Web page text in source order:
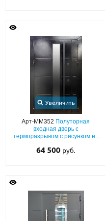
Увеличить
Арт-ММ352 Полуторная
входная дверь с
терморазрывом с рисунком на
напылением, стеклом и
64 500 руб.